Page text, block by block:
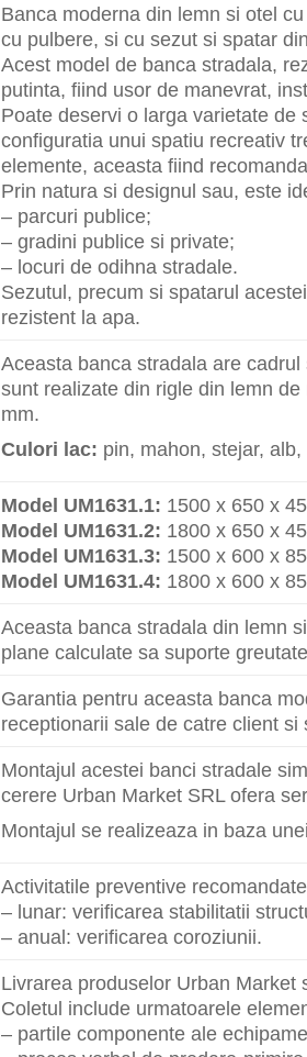
Banca moderna din lemn si otel
cu pulbere, si cu sezut si spatar
Acest model de banca stradala,
putinta, fiind usor de manevrat,
Poate deservi o larga varietate
configuratia unui spatiu recreativ
elemente, aceasta fiind
Prin natura si designul sau, este
– parcuri publice;
– gradini publice si private;
– locuri de odihna stradale.
Sezutul, precum si spatarul
rezistent la apa.
Aceasta banca stradala are
sunt realizate din rigle din lemn
mm.
Culori lac: pin, mahon, stejar,
Model UM1631.1: 1500 x 650 x
Model UM1631.2: 1800 x 650 x
Model UM1631.3: 1500 x 600 x
Model UM1631.4: 1800 x 600 x
Aceasta banca stradala din lemn
plane calculate sa suporte
Garantia pentru aceasta banca
receptionarii sale de catre client
Montajul acestei banci stradale
cerere Urban Market SRL ofera
Montajul se realizeaza in baza
Activitatile preventive
– lunar: verificarea stabilitatii
– anual: verificarea coroziunii.
Livrarea produselor Urban
Coletul include urmatoarele
– partile componente ale